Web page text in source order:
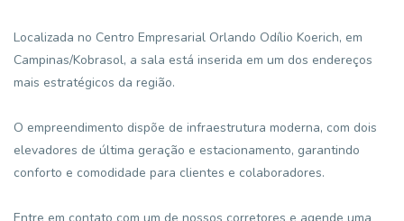
Localizada no Centro Empresarial Orlando Odílio Koerich, em
Campinas/Kobrasol, a sala está inserida em um dos endereços
mais estratégicos da região.
O empreendimento dispõe de infraestrutura moderna, com dois
elevadores de última geração e estacionamento, garantindo
conforto e comodidade para clientes e colaboradores.